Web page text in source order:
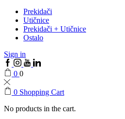
Prekidači
Utičnice
Prekidači + Utičnice
Ostalo
Sign in
0 0
0 Shopping Cart
No products in the cart.